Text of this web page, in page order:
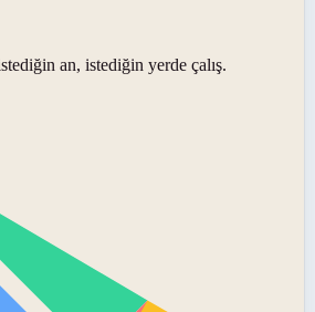
an, istediğin yerde çalış.